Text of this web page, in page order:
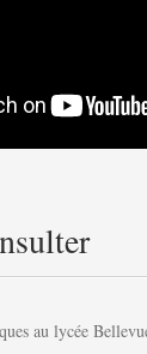
au lycée